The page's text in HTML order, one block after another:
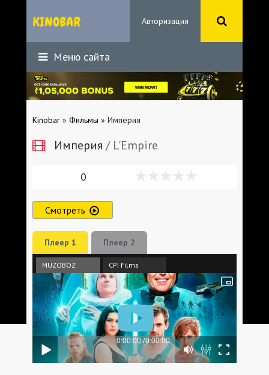
Авторизация
Меню сайта
Kinobar » Фильмы » Империя
Империя / L'Empire
0
Смотреть
Плеер 1 Плеер 2
MUZOBOZ CPI Films